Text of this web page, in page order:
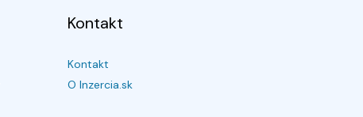
Kontakt
Kontakt
O Inzercia.sk